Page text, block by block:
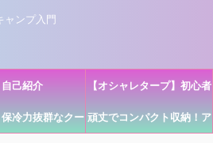
ャンプ入門
自己紹介 【オシャレタープ】初心者
キャンプ・BBQにも！ワン
冷力抜群なクー 頑丈でコンパクト収納！ア